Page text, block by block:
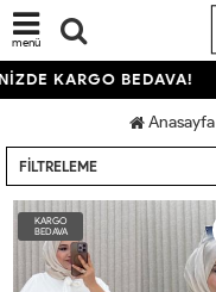
menü
KARGO BEDAVA!
Anasayfa
FILTRELEME
KARGO
BEDAVA